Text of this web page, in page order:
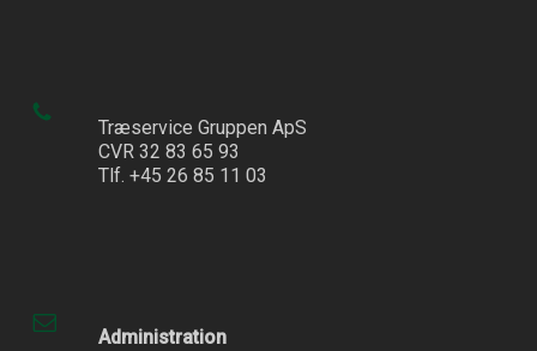
Træservice Gruppen ApS
CVR 32 83 65 93
Tlf. +45 26 85 11 03
Administration